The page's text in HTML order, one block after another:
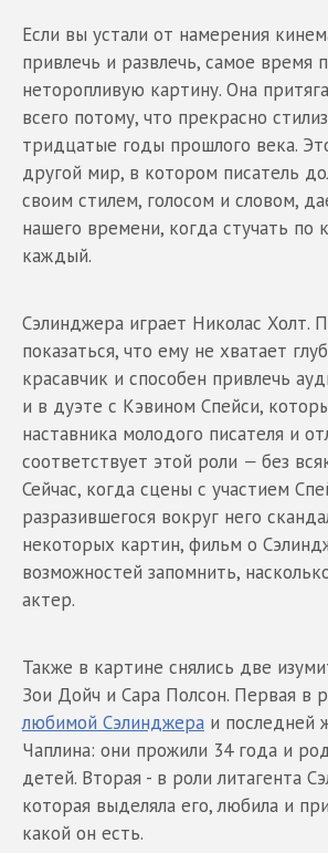
Если вы устали от намерения
привлечь и развлечь, самое время
неторопливую картину. Она
всего потому, что прекрасно
тридцатые годы прошлого века.
другой мир, в котором писатель
своим стилем, голосом и словом,
нашего времени, когда стучать по
каждый.
Сэлинджера играет Николас Холт.
показаться, что ему не хватает
красавчик и способен привлечь
и в дуэте с Кэвином Спейси,
наставника молодого писателя и
соответствует этой роли — без
Сейчас, когда сцены с участием
разразившегося вокруг него
некоторых картин, фильм о
возможностей запомнить,
актер.
Также в картине снялись две
Зои Дойч и Сара Полсон. Первая в
любимой Сэлинджера и последней
Чаплина: они прожили 34 года и
детей. Вторая - в роли литагента
которая выделяла его, любила и
какой он есть.